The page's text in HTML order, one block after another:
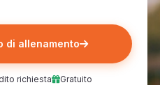
di allenamento
richiesta Gratuito